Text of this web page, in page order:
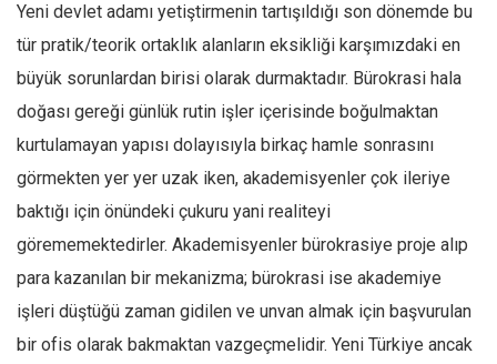
Yeni devlet adamı yetiştirmenin tartışıldığı son dönemde bu
tür pratik/teorik ortaklık alanların eksikliği karşımızdaki en
büyük sorunlardan birisi olarak durmaktadır. Bürokrasi hala
doğası gereği günlük rutin işler içerisinde boğulmaktan
kurtulamayan yapısı dolayısıyla birkaç hamle sonrasını
görmekten yer yer uzak iken, akademisyenler çok ileriye
baktığı için önündeki çukuru yani realiteyi
görememektedirler. Akademisyenler bürokrasiye proje alıp
para kazanılan bir mekanizma; bürokrasi ise akademiye
işleri düştüğü zaman gidilen ve unvan almak için başvurulan
bir ofis olarak bakmaktan vazgeçmelidir. Yeni Türkiye ancak